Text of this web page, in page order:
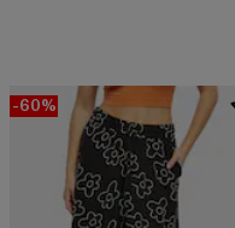
-60%